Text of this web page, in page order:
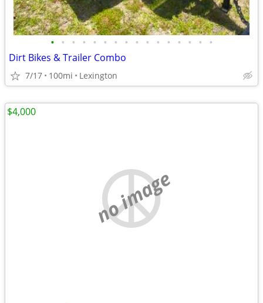
• • • • • • • • • • • • • • • •
Dirt Bikes & Trailer Combo
7/17 100mi Lexington
no image
$4,000